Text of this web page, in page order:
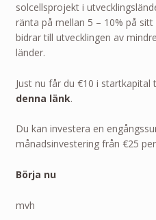
solcellsprojekt i
ränta på mellan 5 – 10% på
bidrar till utvecklingen av
länder.
Just nu får du €10 i startkapital
denna länk.
Du kan investera en
månadsinvestering från €25
Börja nu
mvh